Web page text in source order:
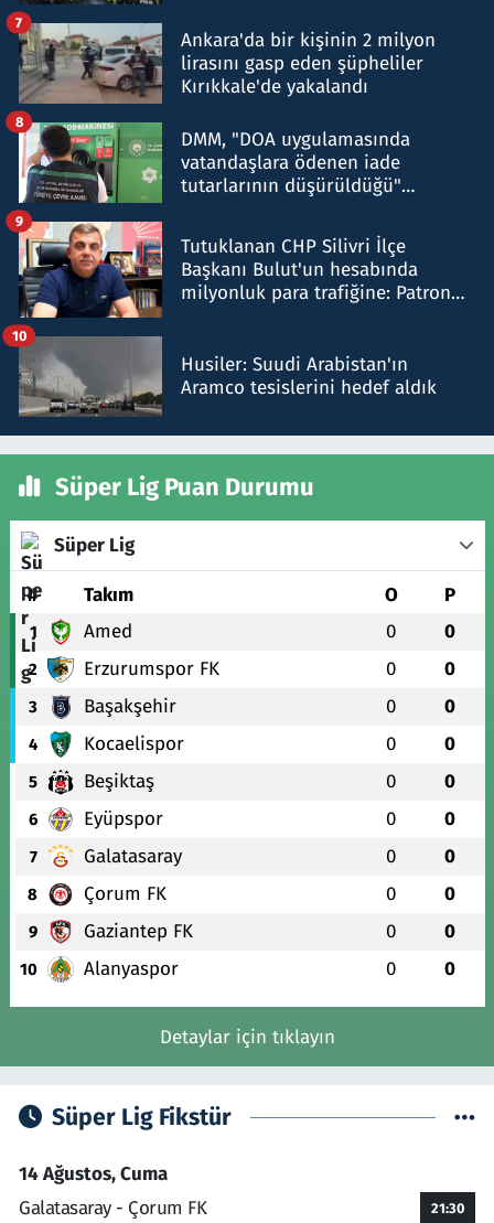
Ankara'da bir kişinin 2 milyon
lirasını gasp eden şüpheliler
Kırıkkale'de yakalandı
7
DMM, "DOA uygulamasında
vatandaşlara ödenen iade
tutarlarının düşürüldüğü"
8
Tutuklanan CHP Silivri İlçe
Başkanı Bulut'un hesabında
milyonluk para trafiğine: Patron
9
Husiler: Suudi Arabistan'ın
Aramco tesislerini hedef aldık
10
Süper Lig Puan Durumu
Süper Lig
# Takım O P
1 Amed 0 0
2 Erzurumspor FK 0 0
3 Başakşehir 0 0
4 Kocaelispor 0 0
5 Beşiktaş 0 0
6 Eyüpspor 0 0
7 Galatasaray 0 0
8 Çorum FK 0 0
9 Gaziantep FK 0 0
10 Alanyaspor 0 0
Detaylar için tıklayın
Süper Lig Fikstür
14 Ağustos, Cuma
Galatasaray - Çorum FK
21:30